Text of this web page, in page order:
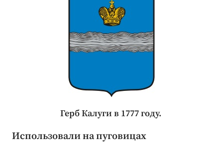
Герб Калуги в 1777 году.
Использовали на пуговицах